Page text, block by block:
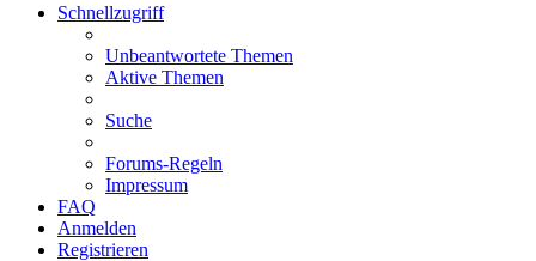
Schnellzugriff
Unbeantwortete Themen
Aktive Themen
Suche
Forums-Regeln
Impressum
FAQ
Anmelden
Registrieren